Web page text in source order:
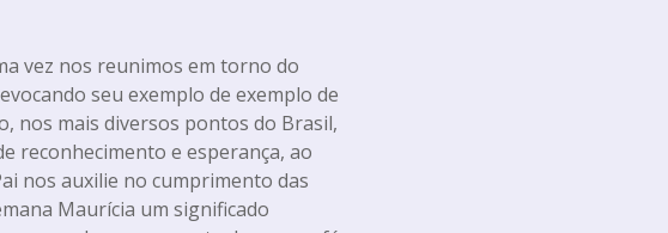
vez nos reunimos em torno do
seu exemplo de exemplo de
nos mais diversos pontos do Brasil,
reconhecimento e esperança, ao
nos auxilie no cumprimento das
Maurícia um significado